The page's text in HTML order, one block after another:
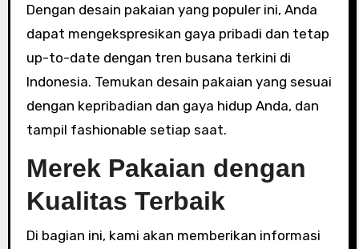
Dengan desain pakaian yang populer ini, Anda
dapat mengekspresikan gaya pribadi dan tetap
up-to-date dengan tren busana terkini di
Indonesia. Temukan desain pakaian yang sesuai
dengan kepribadian dan gaya hidup Anda, dan
tampil fashionable setiap saat.
Merek Pakaian dengan
Kualitas Terbaik
Di bagian ini, kami akan memberikan informasi